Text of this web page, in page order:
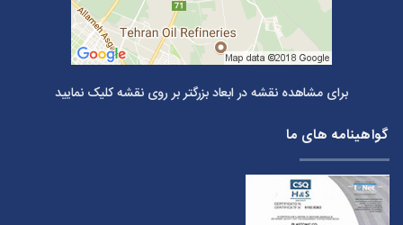
برای مشاهده نقشه در ابعاد بزرگتر بر روی نقشه کلیک نمایید
گواهینامه های ما